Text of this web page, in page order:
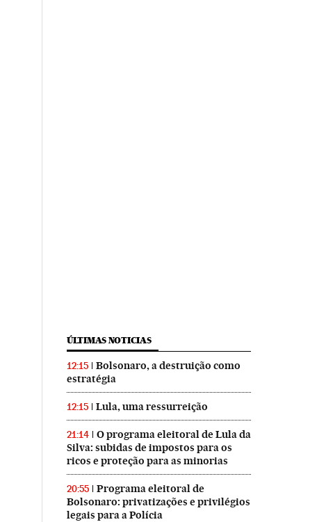
ÚLTIMAS NOTICIAS
12:15
Bolsonaro, a destruição como
estratégia
12:15 Lula, uma ressurreição
21:14
O programa eleitoral de Lula da
Silva: subidas de impostos para os
ricos e proteção para as minorias
20:55
Programa eleitoral de
Bolsonaro: privatizações e privilégios
legais para a Polícia